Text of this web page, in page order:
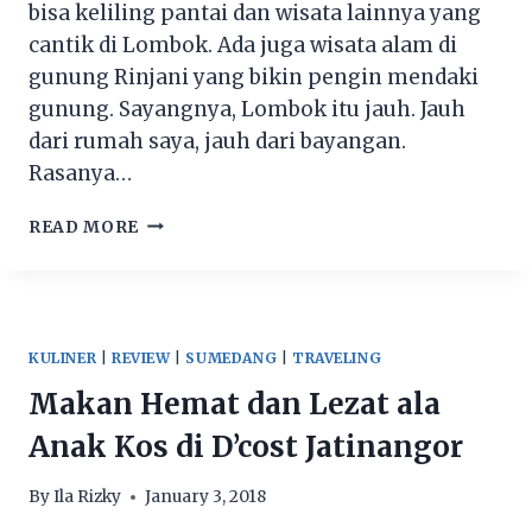
bisa keliling pantai dan wisata lainnya yang
cantik di Lombok. Ada juga wisata alam di
gunung Rinjani yang bikin pengin mendaki
gunung. Sayangnya, Lombok itu jauh. Jauh
dari rumah saya, jauh dari bayangan.
Rasanya…
READ MORE HUNTING
KULINER REVIEW| SUMEDANG TRAVELING
Makan Hemat dan Lezat ala
Anak Kos di D’cost Jatinangor
ByIla Rizky January 3, 2018